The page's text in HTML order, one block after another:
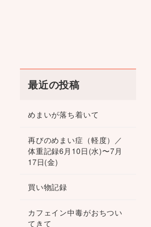
最近の投稿
めまいが落ち着いて
再びのめまい症（軽度）／
体重記録6月10日(水)〜7月
17日(金)
買い物記録
カフェイン中毒がおちつい
てきて